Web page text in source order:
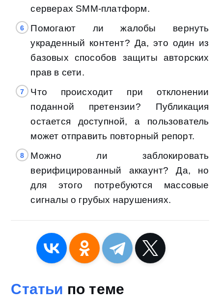
серверах SMM-платформ.
Помогают ли жалобы вернуть
украденный контент? Да, это один из
базовых способов защиты авторских
прав в сети.
Что происходит при отклонении
поданной претензии? Публикация
остается доступной, а пользователь
может отправить повторный репорт.
Можно ли заблокировать
верифицированный аккаунт? Да, но
для этого потребуются массовые
сигналы о грубых нарушениях.
Статьи по теме